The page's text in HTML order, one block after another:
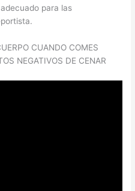
para las
CUANDO COMES
NEGATIVOS DE CENAR